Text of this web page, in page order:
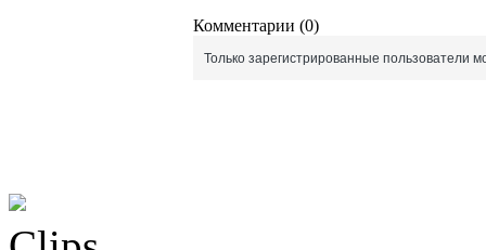
Комментарии (0)
Только зарегистрированные пользователи